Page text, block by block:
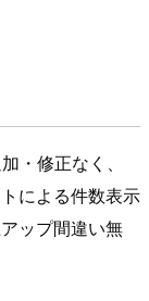
・修正なく、
による件数表示
ップ間違い無